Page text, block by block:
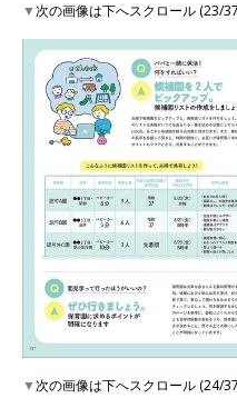
▼次の画像は下へスクロール (23/
▼次の画像は下へスクロール (24/